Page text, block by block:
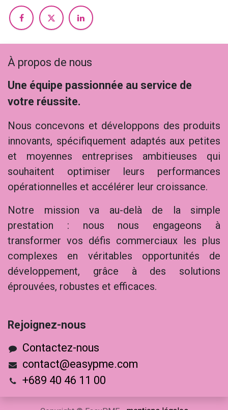
À propos de nous
Une équipe passionnée au service de
votre réussite.
Nous concevons et développons des produits
innovants, spécifiquement adaptés aux petites
et moyennes entreprises ambitieuses qui
souhaitent optimiser leurs performances
opérationnelles et accélérer leur croissance.
Notre mission va au-delà de la simple
prestation : nous nous engageons à
transformer vos défis commerciaux les plus
complexes en véritables opportunités de
développement, grâce à des solutions
éprouvées, robustes et efficaces.
Rejoig​nez-nous
Contactez-nous
contact@easypme.com
+689 40 46 11 00